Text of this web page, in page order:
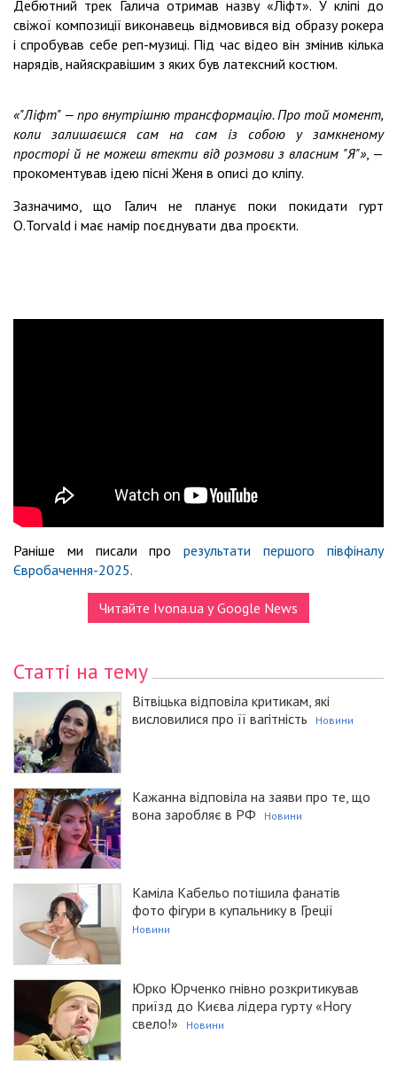
Дебютний трек Галича отримав назву «Ліфт». У кліпі до
свіжої композиції виконавець відмовився від образу рокера
і спробував себе реп-музиці. Під час відео він змінив кілька
нарядів, найяскравішим з яких був латексний костюм.
«"Ліфт" — про внутрішню трансформацію. Про той момент,
коли залишаєшся сам на сам із собою у замкненому
просторі й не можеш втекти від розмови з власним "Я"», —
прокоментував ідею пісні Женя в описі до кліпу.
Зазначимо, що Галич не планує поки покидати гурт
O.Torvald і має намір поєднувати два проєкти.
Раніше ми писали прорезультати першого півфіналу
Євробачення-2025.
Читайте Ivona.ua у Google News
Статті на тему
Вітвіцька відповіла критикам, які
висловилися про її вагітність
Новини
Кажанна відповіла на заяви про те, що
вона заробляє в РФ
Новини
Каміла Кабельо потішила фанатів
фото фігури в купальнику в Греції
Новини
Юрко Юрченко гнівно розкритикував
приїзд до Києва лідера гурту «Ногу
свело!»
Новини